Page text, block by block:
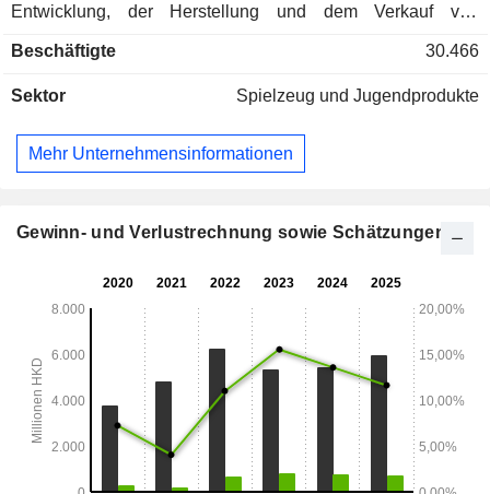
Entwicklung, der Herstellung und dem Verkauf von
befasst sich hauptsächlich mit dem Design, der Entwicklung,
Geschäftsbereich „Planen“ befasst sich hauptsächlich mit
Verkauf von Planen.
Beschäftigte 30.466
Sektor Spielzeug und Jugendprodukte
Mehr Unternehmensinformationen
Gewinn- und Verlustrechnung sowie Schätzungen